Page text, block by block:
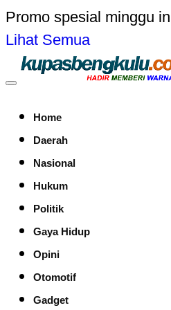
Promo spesial minggu
Lihat Semua
Home
Daerah
Nasional
Hukum
Politik
Gaya Hidup
Opini
Otomotif
Gadget